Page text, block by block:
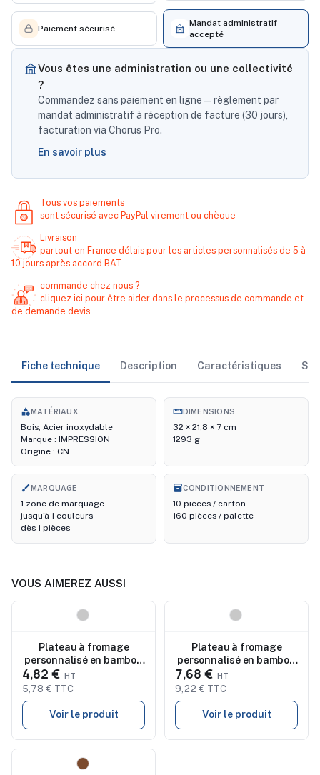
Paiement sécurisé
Mandat administratif
accepté
Vous êtes une administration ou une collectivité
?
Commandez sans paiement en ligne — règlement par
mandat administratif à réception de facture (30 jours),
facturation via Chorus Pro.
En savoir plus
Tous vos paiements
sont sécurisé avec PayPal virement ou chèque
Livraison
partout en France délais pour les articles personnalisés de 5 à
10 jours après accord BAT
commande chez nous ?
cliquez ici pour être aider dans le processus de commande et
de demande devis
Fiche technique Description Caractéristiques
categoryMATÉRIAUX
Bois, Acier inoxydable
Marque : IMPRESSION
Origine : CN
straightenDIMENSIONS
32 × 21,8 × 7 cm
1293 g
brushMARQUAGE
1 zone de marquage
jusqu'à 1 couleurs
dès 1 pièces
inventory_2
CONDITIONNEMENT
10 pièces / carton
160 pièces / palette
VOUS AIMEREZ AUSSI
Plateau à fromage
personnalisé en bambou
DARFIELD
4,82 €
5,78 € TTC
Voir le produit
Plateau à fromage
personnalisé en bambou
GLENAVY
7,68 €
9,22 € TTC
Voir le produit